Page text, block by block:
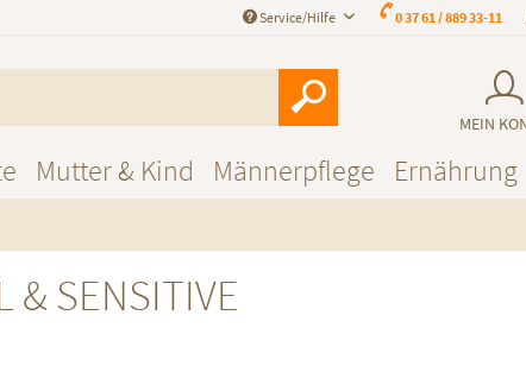
0 37 61 / 889 33-11
Service/Hilfe
MEIN
Mutter & Kind Männerpflege Ernährung
SENSITIVE